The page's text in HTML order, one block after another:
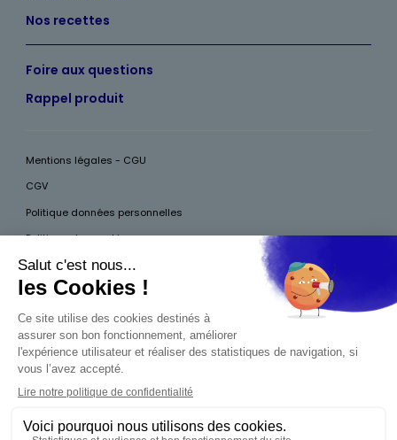
Nos recettes
Foire aux questions
Rappel produit
Mentions légales - CGU
CGV
Politique données personnelles
Politique des cookies
Accessibilité
Pour votre santé, mangez au moins cinq fruits et légumes par jour, plus
d’infos surwww.mangerbouger.fr
aux mineurs de moins de 18 ans